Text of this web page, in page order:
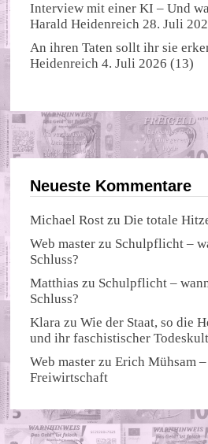
Interview mit einer KI – Und
Harald Heidenreich 28. Juli
An ihren Taten sollt ihr sie
Heidenreich 4. Juli 2026 (13)
Neueste Kommentare
Michael Rost zuDie totale
Web master zu Schulpflicht –
Schluss?
Matthias zu Schulpflicht –
Schluss?
Klara zuWie der Staat, so die
und ihr faschistischer Todeskult
Web master zuErich Mühsam
Freiwirtschaft